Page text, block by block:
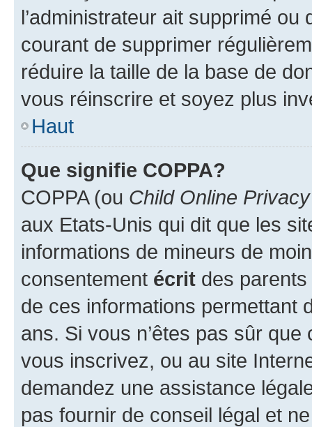
l’administrateur ait supprimé
courant de supprimer
réduire la taille de la base de
vous réinscrire et soyez plus
Haut
Que signifie COPPA?
COPPA (ou Child Online
aux Etats-Unis qui dit que les
informations de mineurs de
consentement écrit des parents
de ces informations permettant
ans. Si vous n’êtes pas sûr
vous inscrivez, ou au site
demandez une assistance
pas fournir de conseil légal et